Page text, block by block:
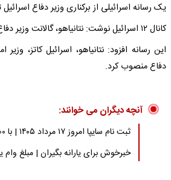
یک رسانه اسرائیلی از برکناری وزیر دفاع
کانال ۱۲ اسرائیل نوشت: نتانیاهو، گالانت وزیر دفاع اسرائیل را برکنار کرد.
این رسانه افزود: نتانیاهو، اسرائیل کاتز،
دفاع منصوب کرد.
آنچه دیگران می خوانند:
ثبت نام سایپا امروز ۱۷ مرداد ۱۴۰۵ | با ۵۰۰ میلیون کوییک S بخرید
خبرخوش برای یارانه بگیران | مبلغ وام یارانه 2 برابر